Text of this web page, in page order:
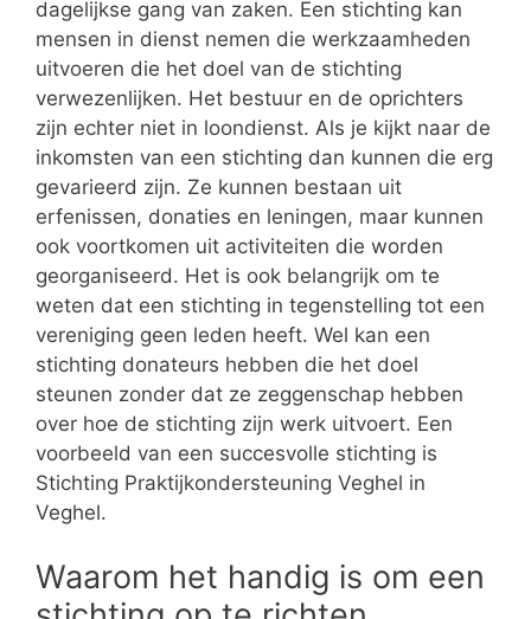
dagelijkse gang van zaken. Een stichting kan
mensen in dienst nemen die werkzaamheden
uitvoeren die het doel van de stichting
verwezenlijken. Het bestuur en de oprichters
zijn echter niet in loondienst. Als je kijkt naar de
inkomsten van een stichting dan kunnen die erg
gevarieerd zijn. Ze kunnen bestaan uit
erfenissen, donaties en leningen, maar kunnen
ook voortkomen uit activiteiten die worden
georganiseerd. Het is ook belangrijk om te
weten dat een stichting in tegenstelling tot een
vereniging geen leden heeft. Wel kan een
stichting donateurs hebben die het doel
steunen zonder dat ze zeggenschap hebben
over hoe de stichting zijn werk uitvoert. Een
voorbeeld van een succesvolle stichting is
Stichting Praktijkondersteuning Veghel in
Veghel.
Waarom het handig is om een